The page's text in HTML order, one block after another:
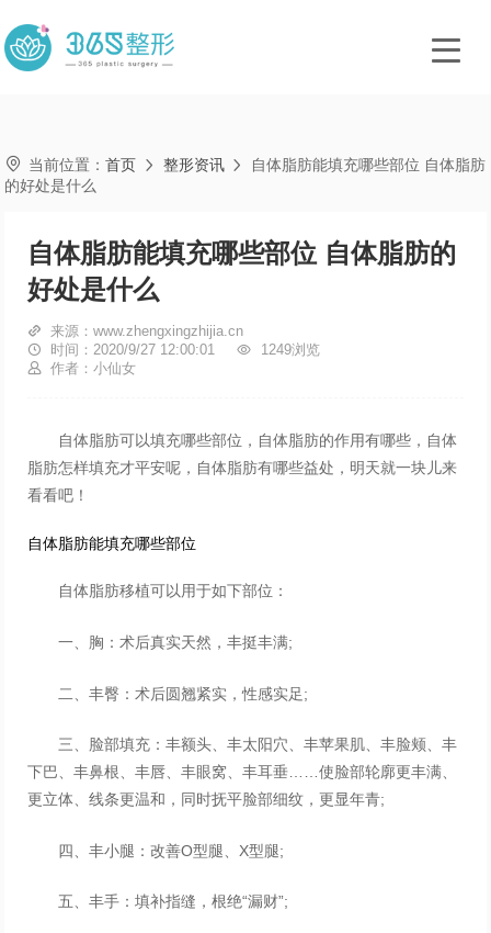
 当前位置：首页  整形资讯 
自体脂肪能填充哪些部位 自体脂肪
的好处是什么
自体脂肪能填充哪些部位 自体脂肪的
好处是什么
 来源：www.zhengxingzhijia.cn
 时间：2020/9/27 12:00:01  1249浏览
 作者：小仙女
自体脂肪可以填充哪些部位，自体脂肪的作用有哪些，自体
脂肪怎样填充才平安呢，自体脂肪有哪些益处，明天就一块儿来
看看吧！
自体脂肪能填充哪些部位
自体脂肪移植可以用于如下部位：
一、胸：术后真实天然，丰挺丰满;
二、丰臀：术后圆翘紧实，性感实足;
三、脸部填充：丰额头、丰太阳穴、丰苹果肌、丰脸颊、丰
下巴、丰鼻根、丰唇、丰眼窝、丰耳垂……使脸部轮廓更丰满、
更立体、线条更温和，同时抚平脸部细纹，更显年青;
四、丰小腿：改善O型腿、X型腿;
五、丰手：填补指缝，根绝“漏财”;